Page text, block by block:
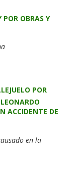
POR OBRAS Y
POR
ACCIDENTE DE
en la